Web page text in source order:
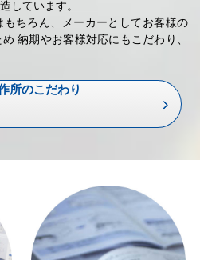
しています。
ちろん、メーカーとしてお客様の
め 納期やお客様対応にもこだわり、
所のこだわり